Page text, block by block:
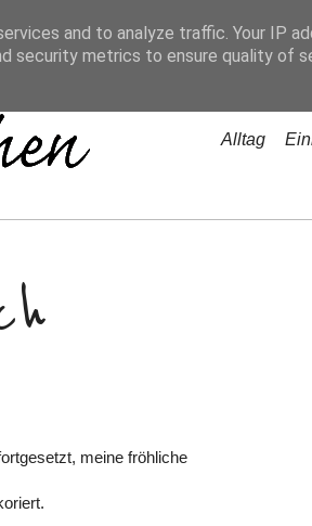
Alltag
meine fröhliche
and to analyze traffic. Your IP
security metrics to ensure quality of